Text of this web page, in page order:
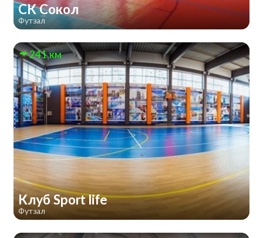
СК Сокол
Футзал
241 км
Клуб Sport life
Футзал